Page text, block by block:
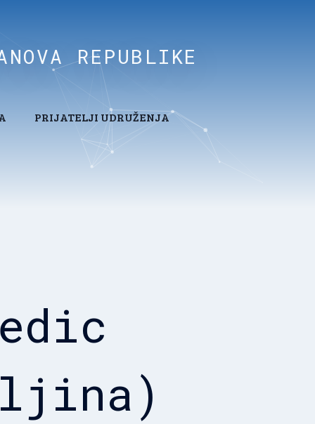
REPUBLIKE
PRIJATELJI UDRUŽENJA